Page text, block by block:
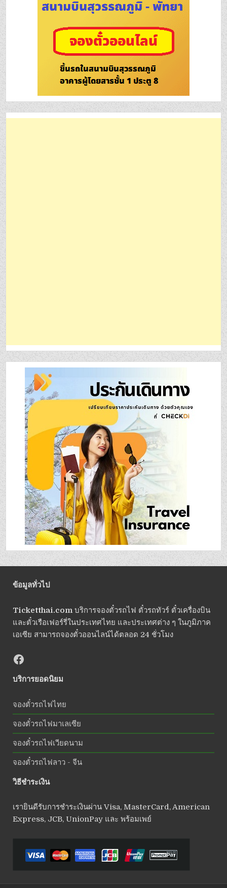
ข้อมูลทั่วไป
Ticketthai.comบริการจองตั๋วรถไฟ ตั๋วรถทัวร์ ตั๋วเครื่องบิน
และตั๋วเรือเฟอร์รี่ในประเทศไทย และประเทศต่าง ๆ ในภูมิภาค
เอเซีย สามารถจองตั๋วออนไลน์ได้ตลอด 24 ชั่วโมง
บริการยอดนิยม
จองตั๋วรถไฟไทย
จองตั๋วรถไฟมาเลเซีย
จองตั๋วรถไฟเวียดนาม
จองตั๋วรถไฟลาว - จีน
วิธีชำระเงิน
เรายินดีรับการชำระเงินผ่าน Visa, MasterCard, American
Express, JCB, UnionPay และ พร้อมเพย์